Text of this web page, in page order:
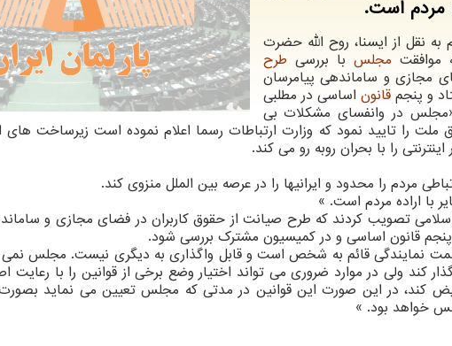
مردم است.
به نقل از ایسنا، روح الله حضرت
موافقت مجلس با بررسی طرح
مجازی و ساماندهی پیامرسان
و پنجمقانون اساسی در مطلبی
در وانفسای مشکلات بی
را تایید نمود که وزارت ارتباطات رسما اعلام نموده است زیرساخت های
را با بحران روبه رو می کند.
مردم را محدود و ایرانیها را در عرصه بین الملل منزوی کند.
با اراده مردم است. »
تصویب کردند که طرح صیانت از حقوق کاربران در فضای مجازی و
قانون اساسی و در کمیسیون مشترک بررسی شود.
«سمت نمایندگی قائم به شخص است و قابل واگذاری به دیگری نیست. مجلس نمی
کند ولی در موارد ضروری می تواند اختیار وضع برخی از قوانین را با رعایت
کند، در این صورت این قوانین در مدتی که مجلس تعیین می نماید
خواهد بود. »